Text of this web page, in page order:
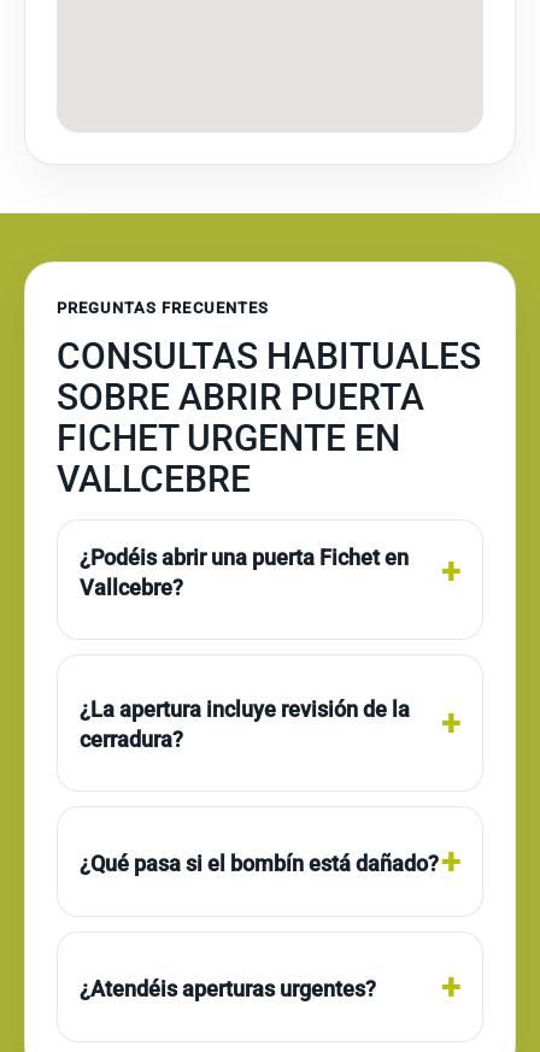
PREGUNTAS FRECUENTES
CONSULTAS HABITUALES
SOBRE ABRIR PUERTA
FICHET URGENTE EN
VALLCEBRE
¿Podéis abrir una puerta Fichet en
Vallcebre?
¿La apertura incluye revisión de la
cerradura?
¿Qué pasa si el bombín está dañado?
¿Atendéis aperturas urgentes?